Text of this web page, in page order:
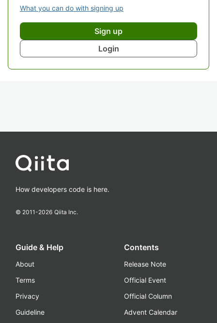
What you can do with signing up
Sign up
Login
How developers code is here.
© 2011-2026 Qiita Inc.
Guide & Help
About
Terms
Privacy
Guideline
Contents
Release Note
Official Event
Official Column
Advent Calendar